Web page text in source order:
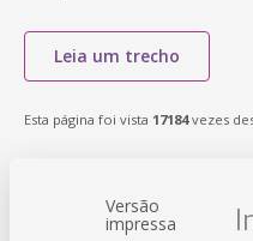
Leia um trecho
Esta página foi vista 17184vezes
Versão
impressa